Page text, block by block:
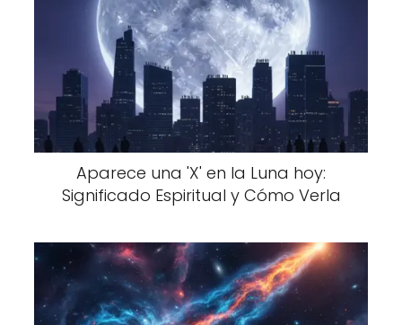
Aparece una 'X' en la Luna hoy:
Significado Espiritual y Cómo Verla